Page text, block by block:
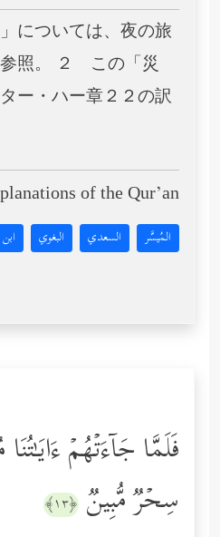
については、夜の旅
照。 ２ この「災
ー・ハー章２２の訳
of the Qur’an:
المُيسَّر السعدي البغوي
فَلَمَّا جَاۤءَتۡهُمۡ
سِحۡرࣱ مُّبِینࣱ ﴿١٣﴾